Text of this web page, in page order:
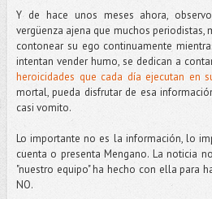
Y de hace unos meses ahora,
vergüenza ajena que muchos periodistas,
contonear su ego continuamente
intentan vender humo, se dedican a
heroicidades que cada día ejecutan en
mortal, pueda disfrutar de esa
casi vomito.
Lo importante no es la información, lo
cuenta o presenta Mengano. La noticia
"nuestro equipo" ha hecho con ella para
NO.